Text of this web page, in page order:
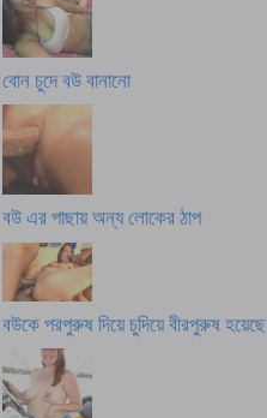
বোন চুদে বউ বানানো
বউ এর পাছায় অন্য লোকের ঠাপ
বউকে পরপুরুষ দিয়ে চুদিয়ে বীরপুরুষ হয়েছে